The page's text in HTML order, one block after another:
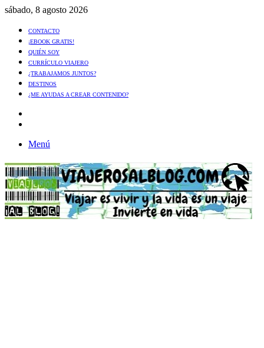
sábado, 8 agosto 2026
CONTACTO
¡EBOOK GRATIS!
QUIÉN SOY
CURRÍCULO VIAJERO
¿TRABAJAMOS JUNTOS?
DESTINOS
¿ME AYUDAS A CREAR CONTENIDO?
Menú